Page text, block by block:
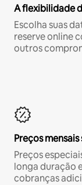
A flexibilidade
Escolha suas
reserve online
outros
Preços
Preços
longa duração
cobranças